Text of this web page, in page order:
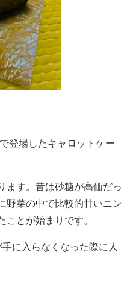
登場したキャロットケー
ます。昔は砂糖が高価だっ
野菜の中で比較的甘いニン
とが始まりです。
に入らなくなった際に人